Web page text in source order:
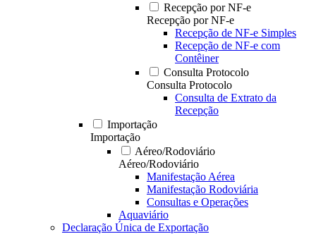
Recepção por NF-e
Recepção por NF-e
Recepção de NF-e Simples
Recepção de NF-e com
Contêiner
Consulta Protocolo
Consulta Protocolo
Consulta de Extrato da
Recepção
Importação
Importação
Aéreo/Rodoviário
Aéreo/Rodoviário
Manifestação Aérea
Manifestação Rodoviária
Consultas e Operações
Aquaviário
Declaração Única de Exportação